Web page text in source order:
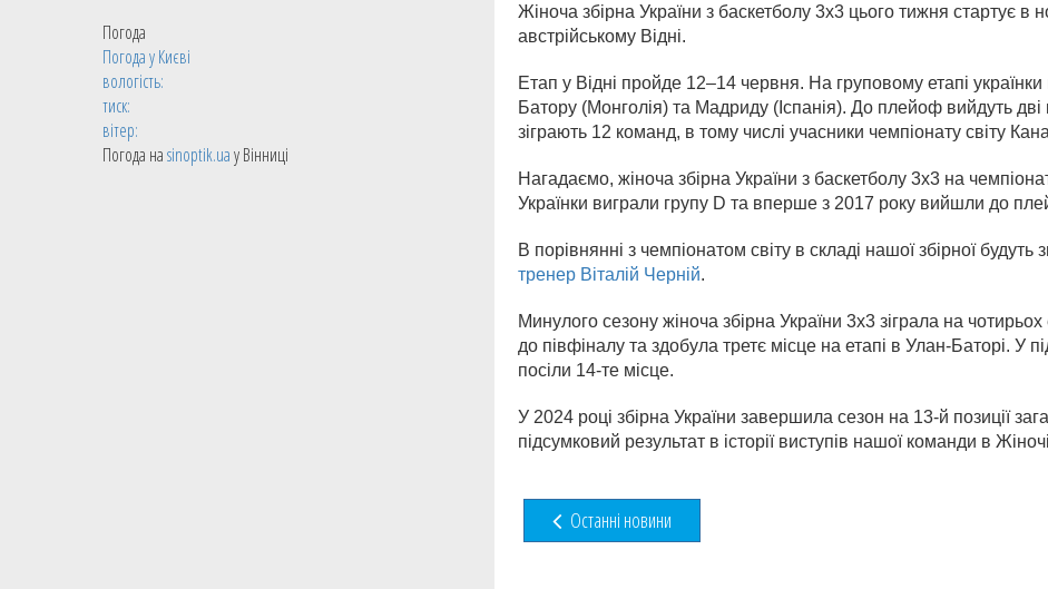
Погода
Погода уКиєві
вологість:
тиск:
вітер:
Погода наsinoptik.uaу Вінниці
Жіноча збірна України з баскетболу 3х3 цього тижня стартує в
австрійському Відні.
Етап у Відні пройде 12–14 червня. На груповому етапі
Батору (Монголія) та Мадриду (Іспанія). До плейоф вийдуть
зіграють 12 команд, в тому числі учасники чемпіонату світу
Нагадаємо, жіноча збірна України з баскетболу 3х3 на
Українки виграли групу D та вперше з 2017 року вийшли до
В порівнянні з чемпіонатом світу в складі нашої збірної будуть
тренер Віталій Черній.
Минулого сезону жіноча збірна України 3х3 зіграла на
до півфіналу та здобула третє місце на етапі в Улан-Баторі. У
посіли 14-те місце.
У 2024 році збірна України завершила сезон на 13-й позиції
підсумковий результат в історії виступів нашої команди в
Останні новини